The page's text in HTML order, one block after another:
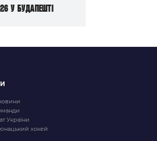
у Будапешті
України
хокей